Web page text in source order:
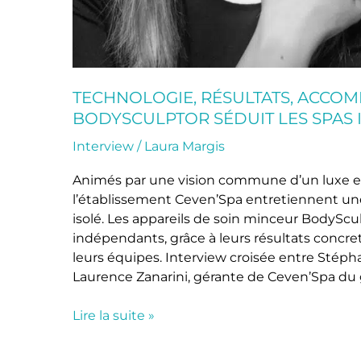
TECHNOLOGIE, RÉSULTATS,
BODYSCULPTOR SÉDUIT LES
Interview / Laura Margis
Animés par une vision commune d’un luxe
l’établissement Ceven’Spa entretiennent
isolé. Les appareils de soin minceur
indépendants, grâce à leurs résultats
leurs équipes. Interview croisée entre
Laurence Zanarini, gérante de Ceven’Spa
Lire la suite »